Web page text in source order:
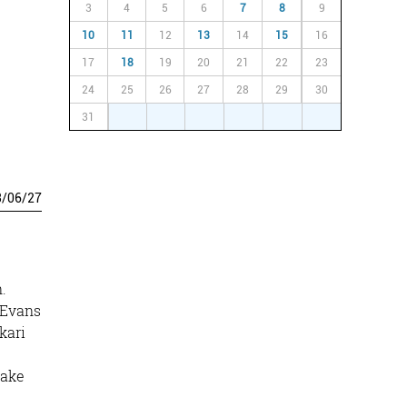
/06/27
3 4 5 6 7 8 9
10 11 12 13 14 15 16
17 18 19 20 21 22 23
24 25 26 27 28 29 30
31